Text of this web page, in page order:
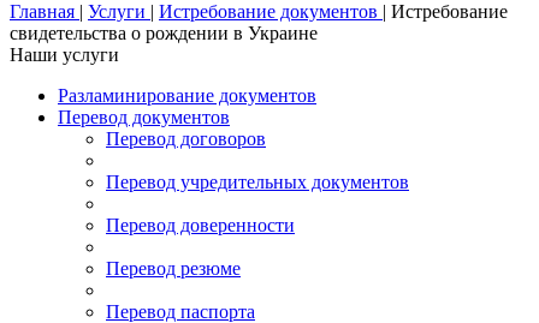
Главная | Услуги | Истребование документов | Истребование
свидетельства о рождении в Украине
Наши услуги
Разламинирование документов
Перевод документов
Перевод договоров
Перевод учредительных документов
Перевод доверенности
Перевод резюме
Перевод паспорта